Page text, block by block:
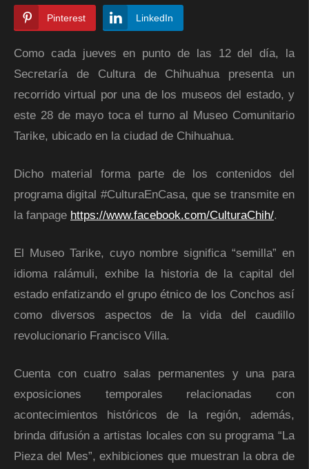
Pinterest LinkedIn
Como cada jueves en punto de las 12 del día, la
Secretaría de Cultura de Chihuahua presenta un
recorrido virtual por una de los museos del estado, y
este 28 de mayo toca el turno al Museo Comunitario
Tarike, ubicado en la ciudad de Chihuahua.
Dicho material forma parte de los contenidos del
programa digital #CulturaEnCasa, que se transmite en
la fanpage https://www.facebook.com/CulturaChih/.
El Museo Tarike, cuyo nombre significa “semilla” en
idioma ralámuli, exhibe la historia de la capital del
estado enfatizando el grupo étnico de los Conchos así
como diversos aspectos de la vida del caudillo
revolucionario Francisco Villa.
Cuenta con cuatro salas permanentes y una para
exposiciones temporales relacionadas con
acontecimientos históricos de la región, además,
brinda difusión a artistas locales con su programa “La
Pieza del Mes”, exhibiciones que muestran la obra de